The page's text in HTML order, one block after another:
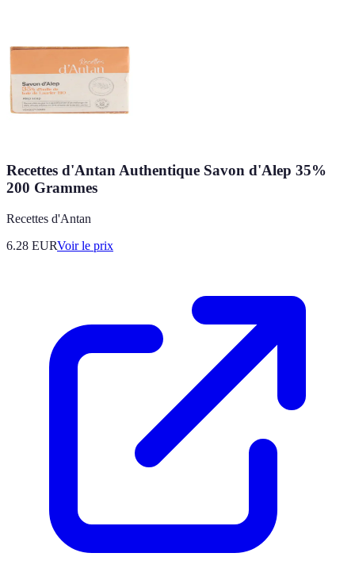
Recettes d'Antan Authentique Savon d'Alep 35%
200 Grammes
Recettes d'Antan
6.28 EURVoir le prix